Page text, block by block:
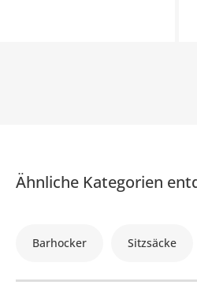
Ähnliche Kategorien
Barhocker Sitzsäcke